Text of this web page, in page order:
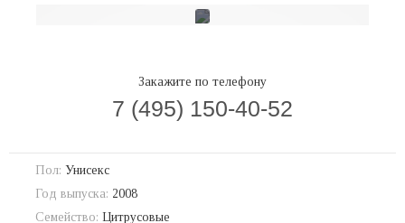
Закажите по телефону
7 (495) 150-40-52
Пол: Унисекс
Год выпуска: 2008
Семейство: Цитрусовые